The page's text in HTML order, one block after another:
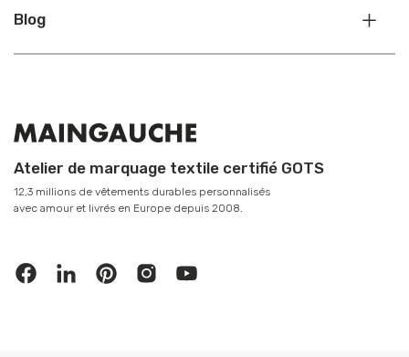
Blog
Atelier de marquage textile certifié GOTS
12,3 millions de vêtements durables personnalisés
avec amour et livrés en Europe depuis 2008.